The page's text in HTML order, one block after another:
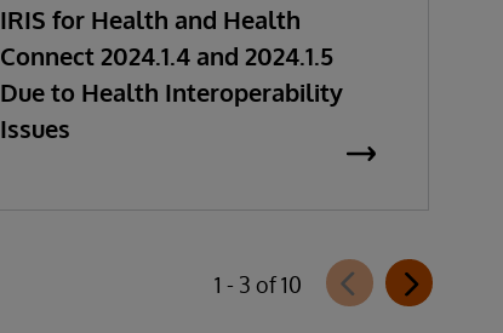
IRIS for Health and Health
Connect 2024.1.4 and 2024.1.5
Due to Health Interoperability
Issues
1 - 3 of 10